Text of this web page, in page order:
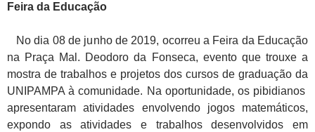
Feira da Educação
No dia 08 de junho de 2019, ocorreu a Feira da Educação
na Praça Mal. Deodoro da Fonseca, evento que trouxe a
mostra de trabalhos e projetos dos cursos de graduação da
UNIPAMPA à comunidade. Na oportunidade, os pibidianos
apresentaram atividades envolvendo jogos matemáticos,
expondo as atividades e trabalhos desenvolvidos em